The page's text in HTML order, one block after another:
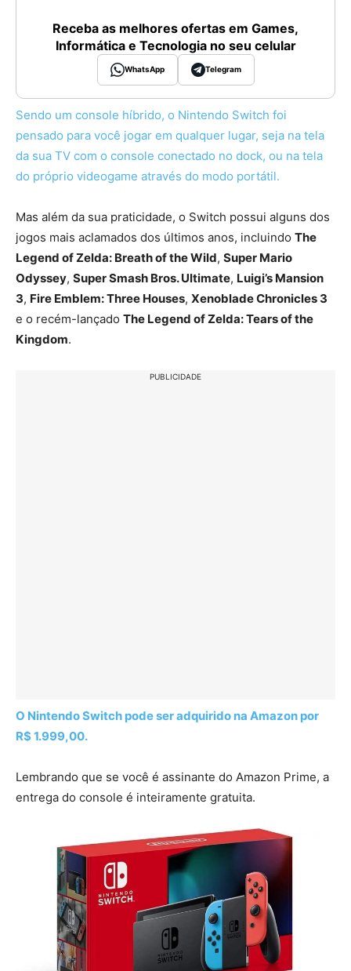
Receba as melhores ofertas em Games,
Informática e Tecnologia no seu celular
WhatsApp Telegram
Sendo um console híbrido, o Nintendo Switch foi
pensado para você jogar em qualquer lugar, seja na tela
da sua TV com o console conectado no dock, ou na tela
do próprio videogame através do modo portátil.
Mas além da sua praticidade, o Switch possui alguns dos
jogos mais aclamados dos últimos anos, incluindo The
Legend of Zelda: Breath of the Wild, Super Mario
Odyssey, Super Smash Bros. Ultimate, Luigi’s Mansion
3, Fire Emblem: Three Houses, Xenoblade Chronicles 3
e o recém-lançado The Legend of Zelda: Tears of the
Kingdom.
PUBLICIDADE
O Nintendo Switch pode ser adquirido na Amazon por
R$ 1.999,00.
Lembrando que se você é assinante do Amazon Prime, a
entrega do console é inteiramente gratuita.